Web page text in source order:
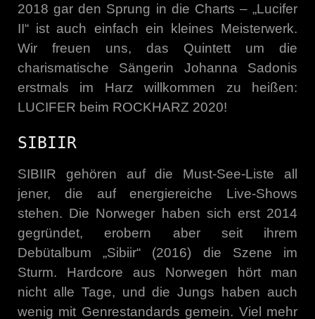
2018 gar den Sprung in die Charts – „Lucifer
II“ ist auch einfach ein kleines Meisterwerk.
Wir freuen uns, das Quintett um die
charismatische Sängerin Johanna Sadonis
erstmals im Harz willkommen zu heißen:
LUCIFER beim ROCKHARZ 2020!
SIBIIR
SIBIIR gehören auf die Must-See-Liste all
jener, die auf energiereiche Live-Shows
stehen. Die Norweger haben sich erst 2014
gegründet, erobern aber seit ihrem
Debütalbum „Sibiir“ (2016) die Szene im
Sturm. Hardcore aus Norwegen hört man
nicht alle Tage, und die Jungs haben auch
wenig mit Genrestandards gemein. Viel mehr